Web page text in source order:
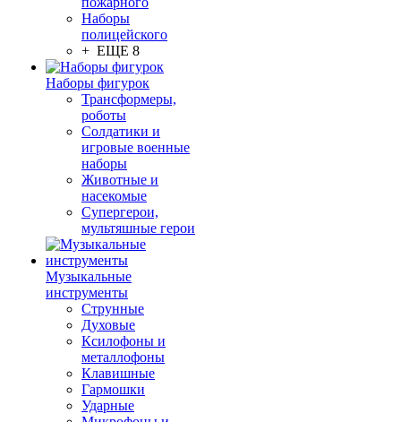
Наборы
полицейского
+ ЕЩЕ 8
Наборы фигурок
Трансформеры,
роботы
Солдатики и
игровые военные
наборы
Животные и
насекомые
Супергерои,
мультяшные герои
Музыкальные
инструменты
Струнные
Духовые
Ксилофоны и
металлофоны
Клавишные
Гармошки
Ударные